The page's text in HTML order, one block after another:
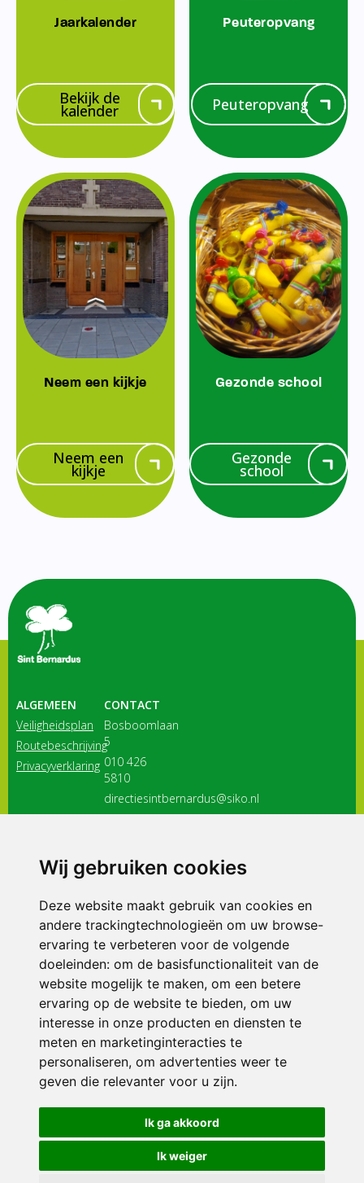
Wij gebruiken cookies
Deze website maakt gebruik van cookies en
andere trackingtechnologieën om uw browse-
ervaring te verbeteren voor de volgende
doeleinden: om de basisfunctionaliteit van de
website mogelijk te maken, om een betere
ervaring op de website te bieden, om uw
interesse in onze producten en diensten te
meten en marketinginteracties te
personaliseren, om advertenties weer te
geven die relevanter voor u zijn.
Ik ga akkoord
Ik weiger
Jaarkalender
Bekijk de
kalender
Peuteropvang
Peuteropvang
Neem een kijkje
Neem een
kijkje
Gezonde school
Gezonde
school
ALGEMEEN
Veiligheidsplan
Routebeschrijving
Privacyverklaring
CONTACT
Bosboomlaan
5
010 426
5810
directiesintbernardus@siko.nl
3116 JB
ONDERDEEL VAN
© 2026 Sint Bernardus | Alle rechten voorbehouden
Privacy policy|Disclaimer| Klachtenregeling|RSIN en Anbi
voorkeuren
Crealisatie The MindOffice